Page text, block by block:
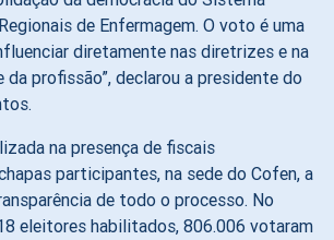
de Enfermagem. O voto é uma
diretamente nas diretrizes e na
profissão”, declarou a presidente do
na presença de fiscais
participantes, na sede do Cofen, a
de todo o processo. No
eleitores habilitados, 806.006 votaram